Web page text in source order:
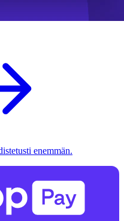
enemmän.